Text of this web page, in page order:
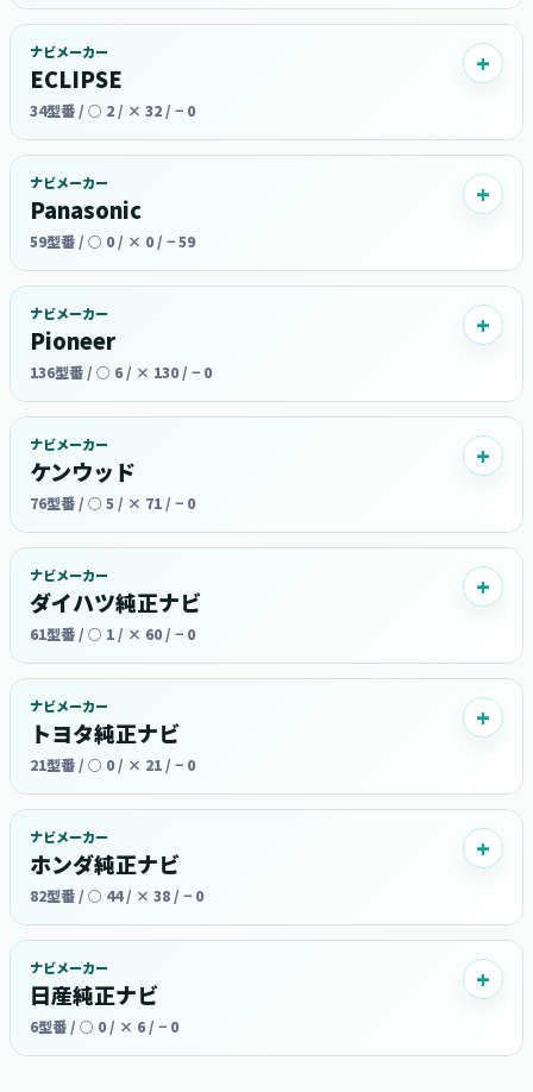
ナビメーカー
ECLIPSE
34型番 / ○ 2 / × 32 / − 0
ナビメーカー
Panasonic
59型番 / ○ 0 / × 0 / − 59
ナビメーカー
Pioneer
136型番 / ○ 6 / × 130 / − 0
ナビメーカー
ケンウッド
76型番 / ○ 5 / × 71 / − 0
ナビメーカー
ダイハツ純正ナビ
61型番 / ○ 1 / × 60 / − 0
ナビメーカー
トヨタ純正ナビ
21型番 / ○ 0 / × 21 / − 0
ナビメーカー
ホンダ純正ナビ
82型番 / ○ 44 / × 38 / − 0
ナビメーカー
日産純正ナビ
6型番 / ○ 0 / × 6 / − 0